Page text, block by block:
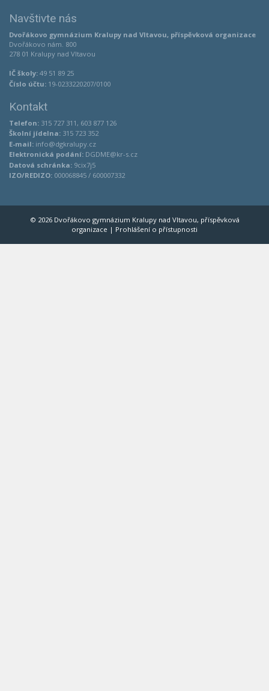
Navštivte nás
Dvořákovo gymnázium Kralupy nad Vltavou, příspěvková organizace
Dvořákovo nám. 800
278 01 Kralupy nad Vltavou
IČ školy: 49 51 89 25
Číslo účtu: 19-0233220207/0100
Kontakt
Telefon: 315 727 311, 603 877 126
Školní jídelna: 315 723 352
E-mail: info@dgkralupy.cz
Elektronická podání: DGDME@kr-s.cz
Datová schránka: 9cix7j5
IZO/REDIZO: 000068845 / 600007332
© 2026 Dvořákovo gymnázium Kralupy nad Vltavou, příspěvková
organizace | Prohlášení o přístupnosti